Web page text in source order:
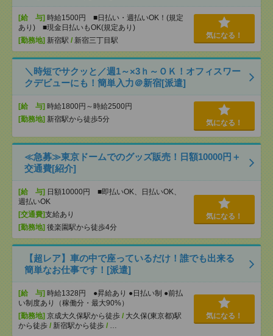
[給 与] 時給1500円 ■日払い・週払いOK！(規定
あり) ■現金日払いもOK(規定あり)
[勤務地] 新宿駅 / 新宿三丁目駅
気になる！
＼時短でサクッと／週1～×3ｈ～ＯＫ！オフィスワー
クデビューにも！簡単入力＠新宿[派遣]
[給 与] 時給1800円～時給2500円
[勤務地] 新宿駅から徒歩5分 気になる！
≪急募≫東京ドームでのグッズ販売！日額10000円＋
交通費[紹介]
[給 与] 日額10000円 ■即払いOK、日払いOK、
週払いOK
[交通費]支給あり
[勤務地] 後楽園駅から徒歩4分
気になる！
【超レア】車の中で座っているだけ！誰でも出来る
簡単なお仕事です！[派遣]
[給 与] 時給1328円 ●昇給あり ●日払い制 ●前払
い制度あり（稼働分・最大90%）
[勤務地] 京成大久保駅から徒歩 / 大久保(東京都)駅
から徒歩 / 新宿駅から徒歩 /
気になる！